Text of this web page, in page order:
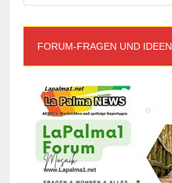
FORUM-FRAGEN UND IDEEN